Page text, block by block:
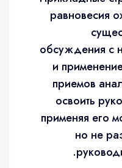
равновесия
обсуждения с
и
приемов
освоить
применяя его
но не